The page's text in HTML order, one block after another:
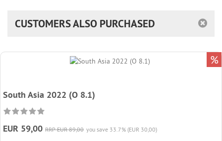
CUSTOMERS ALSO PURCHASED
South Asia 2022 (O 8.1)
EUR 59,00 RRP EUR 89,00 you save 33.7% (EUR 30,00)
%